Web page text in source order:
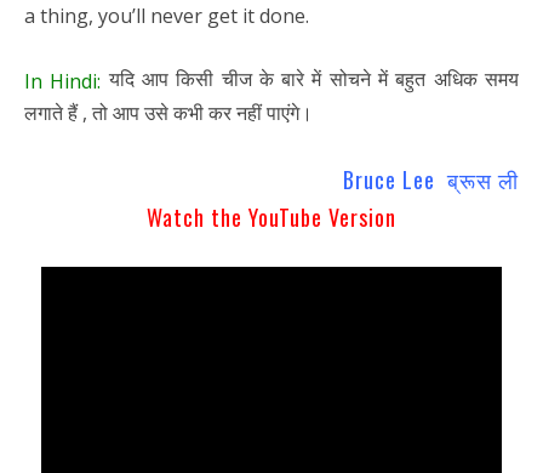
a thing, you’ll never get it done.
In Hindi: यदि आप किसी चीज के बारे में सोचने में बहुत अधिक समय
लगाते हैं , तो आप उसे कभी कर नहीं पाएंगे।
Bruce Lee ब्रूस ली
Watch the YouTube Version